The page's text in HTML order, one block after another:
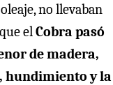
no llevaban
elCobra pasó
de madera,
hundimiento y la